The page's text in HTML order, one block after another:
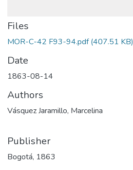
Files
MOR-C-42 F93-94.pdf(407.51 KB)
Date
1863-08-14
Authors
Vásquez Jaramillo, Marcelina
Publisher
Bogotá, 1863